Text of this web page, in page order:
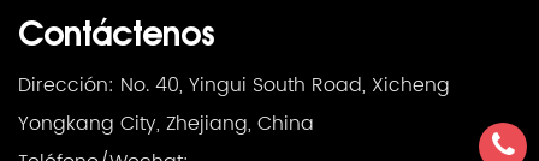
Contáctenos
Dirección: No. 40, Yingui South Road, Xicheng
Yongkang City, Zhejiang, China